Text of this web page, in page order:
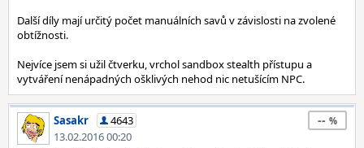
Další díly mají určitý počet manuálních savů v závislosti na zvolené
obtížnosti.
Nejvíce jsem si užil čtverku, vrchol sandbox stealth přístupu a
vytváření nenápadných ošklivých nehod nic netušícím NPC.
Sasakr
4643
13.02.2016 00:20
--